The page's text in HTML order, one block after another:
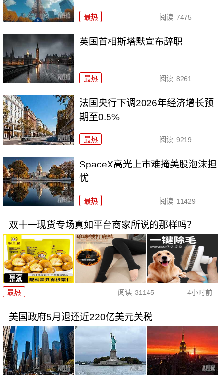
最热 阅读 7475
英国首相斯塔默宣布辞职
最热 阅读 8261
法国央行下调2026年经济增长预
期至0.5%
最热 阅读 9219
SpaceX高光上市难掩美股泡沫担
忧
最热 阅读 11429
双十一现货专场真如平台商家所说的那样吗？
最热 阅读 31145 4小时前
美国政府5月退还近220亿美元关税